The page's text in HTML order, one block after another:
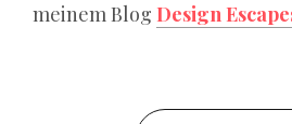
meinem Blog Design